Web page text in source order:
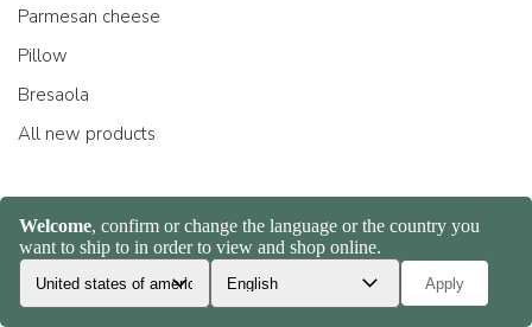
Parmesan cheese
Pillow
Bresaola
All new products
Producers
Pastificio Felicetti
Acquerello riso